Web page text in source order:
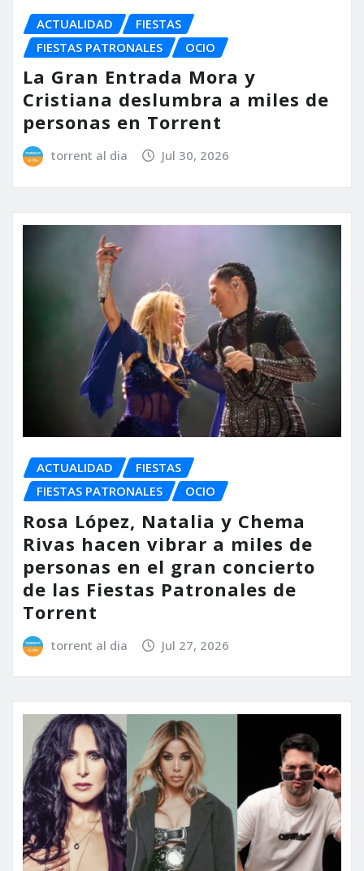
ACTUALIDAD
FIESTAS
FIESTAS PATRONALES
OCIO
La Gran Entrada Mora y
Cristiana deslumbra a miles de
personas en Torrent
torrent al dia Jul 30, 2026
ACTUALIDAD
FIESTAS
FIESTAS PATRONALES
OCIO
Rosa López, Natalia y Chema
Rivas hacen vibrar a miles de
personas en el gran concierto
de las Fiestas Patronales de
Torrent
torrent al dia Jul 27, 2026